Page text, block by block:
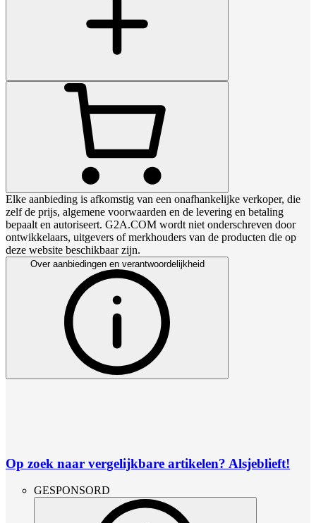
Elke aanbieding is afkomstig van een onafhankelijke verkoper, die
zelf de prijs, algemene voorwaarden en de levering en betaling
bepaalt en autoriseert. G2A.COM wordt niet onderschreven door
ontwikkelaars, uitgevers of merkhouders van de producten die op
deze website beschikbaar zijn.
Over aanbiedingen en verantwoordelijkheid
Op zoek naar vergelijkbare artikelen? Alsjeblieft!
GESPONSORD